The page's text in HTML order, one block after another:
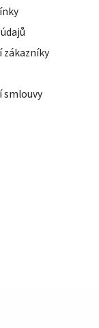
zákazníky
smlouvy